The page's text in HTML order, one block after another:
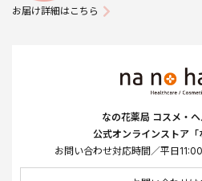
お届け詳細はこちら
なの花薬局 コスメ・
公式オンラインストア「
お問い合わせ対応時間／平日